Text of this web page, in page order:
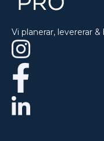
Vi planerar, levererar